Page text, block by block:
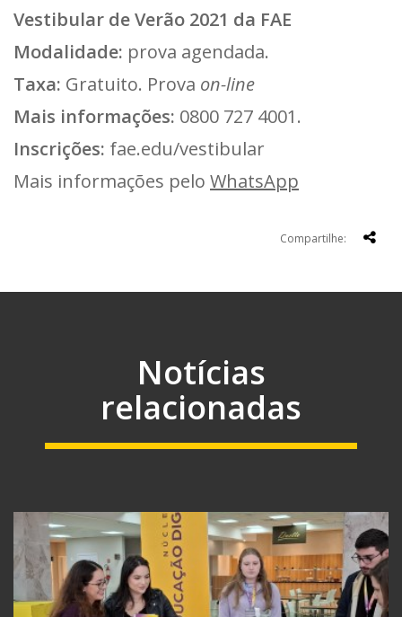
Vestibular de Verão 2021 da FAE
Modalidade: prova agendada.
Taxa: Gratuito. Prova on-line
Mais informações: 0800 727 4001.
Inscrições: fae.edu/vestibular
Mais informações pelo WhatsApp
Compartilhe:
Notícias
relacionadas